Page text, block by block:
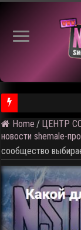
Home / ЦЕНТР
новости shemale-
сообщество